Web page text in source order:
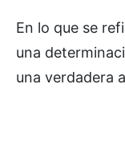
En lo que se
una
una verdadera